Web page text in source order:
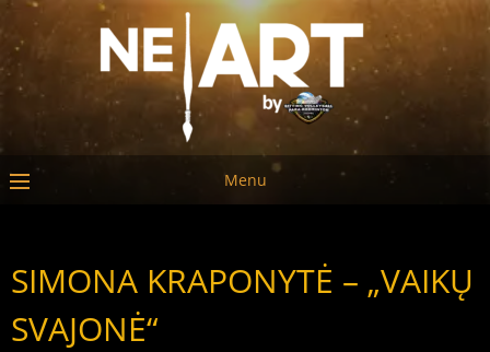
Menu
SIMONA KRAPONYTĖ – „VAIKŲ
SVAJONĖ“